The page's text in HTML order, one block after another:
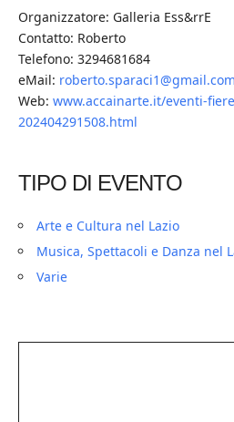
Organizzatore: Galleria Ess&rrE
Contatto: Roberto
Telefono: 3294681684
eMail: roberto.sparaci1@gmail.com
Web: www.accainarte.it/eventi-
202404291508.html
TIPO DI EVENTO
Arte e Cultura nel Lazio
Musica, Spettacoli e Danza nel
Varie